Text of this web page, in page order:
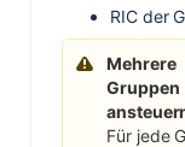
RIC der
Mehrere
Gruppen
Für jede